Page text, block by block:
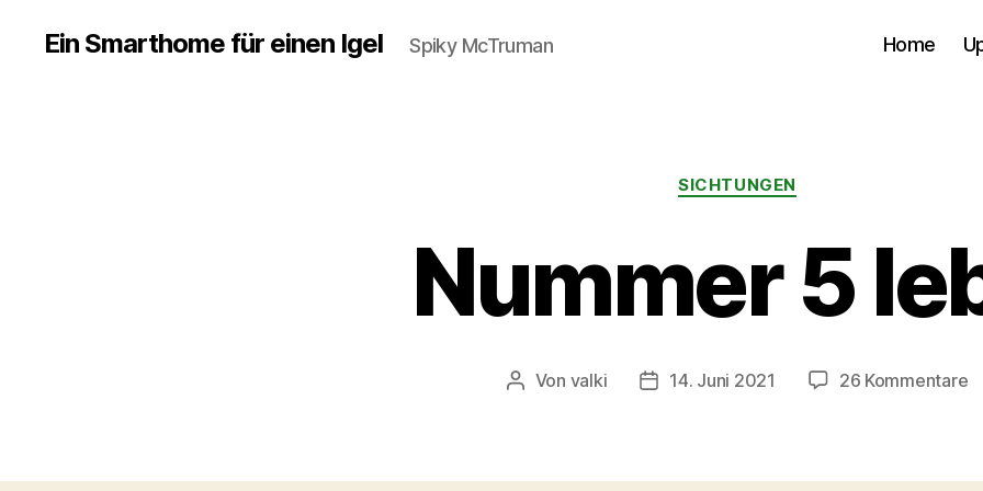
Ein Smarthome für einen Igel Spiky McTruman Home
Kategorien
SICHTUNGEN
Nummer 5
Beitragsautor
Von valki Veröffentlichungsdatum
14. Juni 2021 26 Kommentarezu